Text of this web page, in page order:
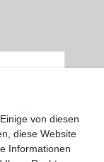
Daten­
von diesen
diese Website
Informationen